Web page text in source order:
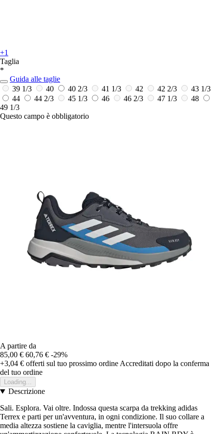
+1
Taglia
*
Guida alle taglie
39 1/3
40 40 2/3 41 1/3 42 42 2/3
43 1/3
44
44 2/3 45 1/3 46 46 2/3 47 1/3
48
49 1/3
Questo campo è obbligatorio
A partire da
85,00 € 60,76 € -29%
+3,04 € offerti sul tuo prossimo ordineAccreditati dopo la conferma
del tuo ordine
Loading...
Descrizione
Sali. Esplora. Vai oltre. Indossa questa scarpa da trekking adidas
Terrex e parti per un'avventura, in ogni condizione. Il suo collare a
media altezza sostiene la caviglia, mentre l'intersuola offre